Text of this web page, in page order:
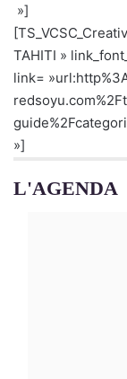
»]
TAHITI »
link=
»]
L'AGENDA